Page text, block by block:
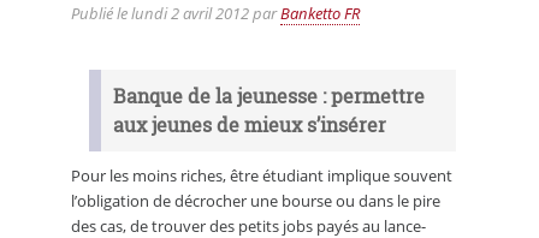
Publié lelundi 2 avril 2012parBanketto FR
Banque de la jeunesse : permettre
aux jeunes de mieux s’insérer
Pour les moins riches, être étudiant implique souvent
l’obligation de décrocher une bourse ou dans le pire
des cas, de trouver des petits jobs payés au lance-